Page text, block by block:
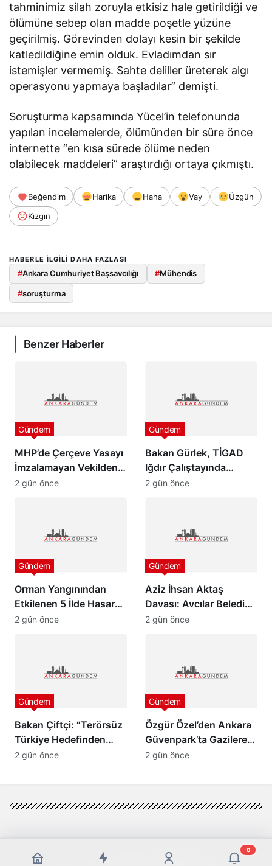
tahminimiz silah zoruyla etkisiz hale getirildiği ve
ölümüne sebep olan madde poşetle yüzüne
geçirilmiş. Görevinden dolayı kesin bir şekilde
katledildiğine emin olduk. Evladımdan sır
istemişler vermemiş. Sahte deliller üreterek algı
operasyonu yapmaya başladılar” demişti.
Soruşturma kapsamında Yücel’in telefonunda
yapılan incelemelerde, ölümünden bir süre önce
internette “en kısa sürede ölüme neden
olabilecek maddeleri” araştırdığı ortaya çıkmıştı.
Beğendim Harika Haha Vay
Üzgün
Kızgın
HABERLE ILGILI DAHA FAZLASI
#Ankara Cumhuriyet Başsavcılığı #Mühendis
#soruşturma
Benzer Haberler
MHP’de Çerçeve Yasayı
İmzalamayan Vekilden
Paylaşım
Gündem
2 gün önce
Bakan Gürlek, TİGAD
Iğdır Çalıştayında
konuştu: “Türkiye pazar
Gündem
2 gün önce
Orman Yangınından
Etkilenen 5 İlde Hasar
Tespit Çalışmaları
Gündem
2 gün önce
Aziz İhsan Aktaş
Davası: Avcılar Belediye
Başkanı Utku Caner
Gündem
2 gün önce
Bakan Çiftçi: “Terörsüz
Türkiye Hedefinden
Dönüş Yoktur”
Gündem
2 gün önce
Özgür Özel’den Ankara
Güvenpark’ta Gazilere
Ziyaret ve “Çerçeve
Gündem
2 gün önce
0